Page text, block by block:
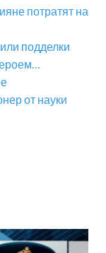
потратят на
подделки
от науки